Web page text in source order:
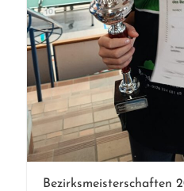
Bezirksmeisterschaften